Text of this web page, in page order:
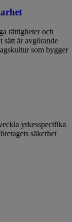
rättigheter och
sätt är avgörande
som bygger
yrkesspecifika
säkerhet